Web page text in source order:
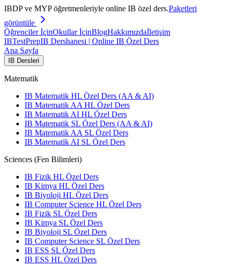
IBDP ve MYP öğretmenleriyle online IB özel ders.Paketleri
görüntüle
Öğrenciler İçinOkullar İçinBlogHakkımızdaİletişim
IBTestPrepIB Dershanesi | Online IB Özel Ders
Ana Sayfa
IB Dersleri
Matematik
IB Matematik HL Özel Ders (AA & AI)
IB Matematik AA HL Özel Ders
IB Matematik AI HL Özel Ders
IB Matematik SL Özel Ders (AA & AI)
IB Matematik AA SL Özel Ders
IB Matematik AI SL Özel Ders
Sciences (Fen Bilimleri)
IB Fizik HL Özel Ders
IB Kimya HL Özel Ders
IB Biyoloji HL Özel Ders
IB Computer Science HL Özel Ders
IB Fizik SL Özel Ders
IB Kimya SL Özel Ders
IB Biyoloji SL Özel Ders
IB Computer Science SL Özel Ders
IB ESS SL Özel Ders
IB ESS HL Özel Ders